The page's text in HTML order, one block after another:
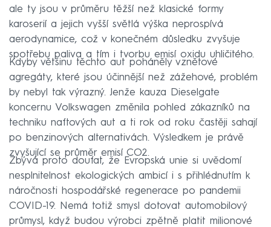
ale ty jsou v průměru těžší než klasické formy
karoserií a jejich vyšší světlá výška neprospívá
aerodynamice, což v konečném důsledku zvyšuje
spotřebu paliva a tím i tvorbu emisí oxidu uhličitého.
Kdyby většinu těchto aut poháněly vznětové
agregáty, které jsou účinnější než zážehové, problém
by nebyl tak výrazný. Jenže kauza Dieselgate
koncernu Volkswagen změnila pohled zákazníků na
techniku ​​naftových aut a ti rok od roku častěji sahají
po benzinových alternativách. Výsledkem je právě
zvyšující se průměr emisí CO2.
Zbývá proto doufat, že Evropská unie si uvědomí
nesplnitelnost ekologických ambicí i s přihlédnutím k
náročnosti hospodářské regenerace po pandemii
COVID-19. Nemá totiž smysl dotovat automobilový
průmysl, když budou výrobci zpětně platit milionové